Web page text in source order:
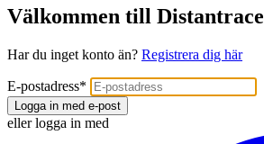
Välkommen till Distantrace
Har du inget konto än? Registrera dig här
E-postadress*
Logga in med e-post
eller logga in med